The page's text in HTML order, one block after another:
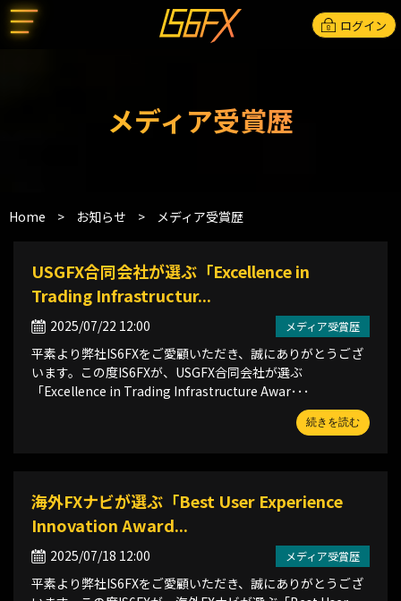
ログイン
メディア受賞歴
Home > お知らせ > メディア受賞歴
USGFX合同会社が選ぶ「Excellence in
Trading Infrastructur...
2025/07/22 12:00
平素より弊社IS6FXをご愛顧いただき、誠にありがとうござ
います。この度IS6FXが、USGFX合同会社が選ぶ
「Excellence in Trading Infrastructure Awar･･･
続きを読む
メディア受賞歴
海外FXナビが選ぶ「Best User Experience
Innovation Award...
2025/07/18 12:00
平素より弊社IS6FXをご愛顧いただき、誠にありがとうござ
メディア受賞歴